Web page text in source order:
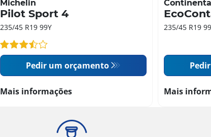
Michelin
Pilot Sport 4
235/45 R19 99Y
Pedir um orçamento
Mais informações
235/45 R19
Mais